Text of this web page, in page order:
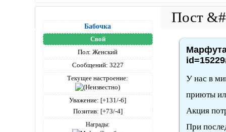
Бабочка
Свой
Пол: Женский
Сообщений: 3227
Текущее настроение:
Уважение: [+131/-6]
Позитив: [+73/-4]
Награды:
У нас в
приюты
Акция
При